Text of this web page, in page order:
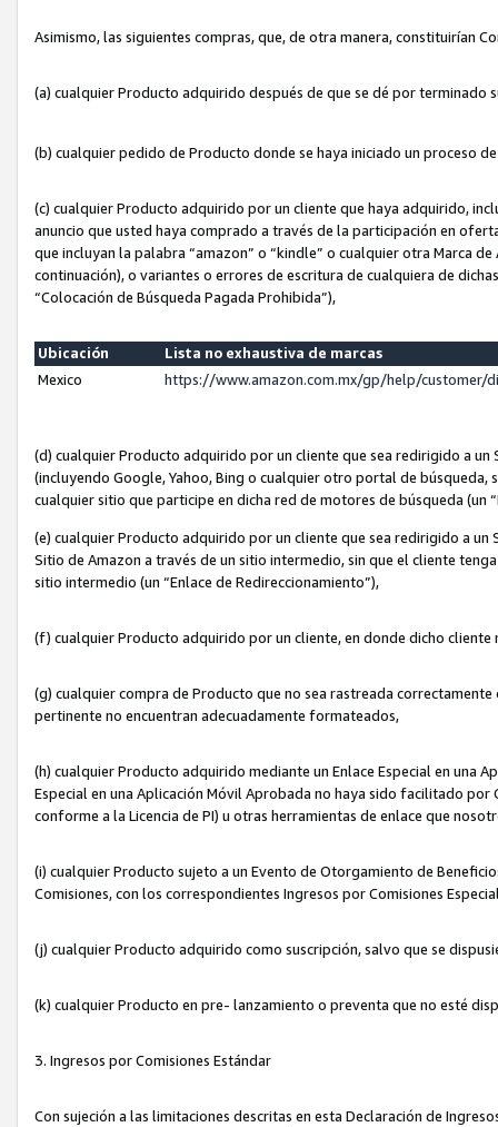
Asimismo, las siguientes compras, que, de otra manera, constituirían
(a) cualquier Producto adquirido después de que se dé por terminado
(b) cualquier pedido de Producto donde se haya iniciado un proceso
(c) cualquier Producto adquirido por un cliente que haya adquirido,
anuncio que usted haya comprado a través de la participación en
que incluyan la palabra “amazon” o “kindle” o cualquier otra Marca
continuación), o variantes o errores de escritura de cualquiera de
“Colocación de Búsqueda Pagada Prohibida”),
Ubicación
Lista no exhaustiva de marcas
Mexico
https://www.amazon.com.mx/gp/help/customer/
(d) cualquier Producto adquirido por un cliente que sea redirigido a
(incluyendo Google, Yahoo, Bing o cualquier otro portal de
cualquier sitio que participe en dicha red de motores de búsqueda (un
(e) cualquier Producto adquirido por un cliente que sea redirigido a un
Sitio de Amazon a través de un sitio intermedio, sin que el cliente
sitio intermedio (un “Enlace de Redireccionamiento”),
(f) cualquier Producto adquirido por un cliente, en donde dicho
(g) cualquier compra de Producto que no sea rastreada
pertinente no encuentran adecuadamente formateados,
(h) cualquier Producto adquirido mediante un Enlace Especial en una
Especial en una Aplicación Móvil Aprobada no haya sido facilitado
conforme a la Licencia de PI) u otras herramientas de enlace que
(i) cualquier Producto sujeto a un Evento de Otorgamiento de
Comisiones, con los correspondientes Ingresos por Comisiones
(j) cualquier Producto adquirido como suscripción, salvo que se
(k) cualquier Producto en pre- lanzamiento o preventa que no esté
3. Ingresos por Comisiones Estándar
Con sujeción a las limitaciones descritas en esta Declaración de